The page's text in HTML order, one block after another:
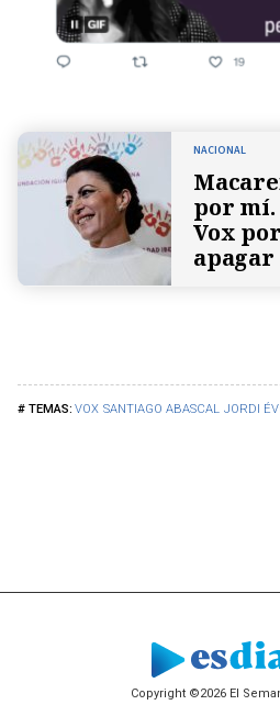
VOX SANTIAGO ABASCAL JORDI
NACIONAL
por mí.
Vox
Copyright ©2026 El